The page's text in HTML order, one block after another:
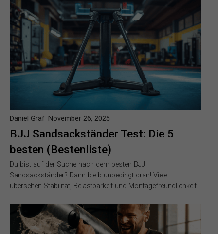
BJJ Sandsackständer Test: Die 5
besten (Bestenliste)
Daniel Graf November 26, 2025
Du bist auf der Suche nach dem besten BJJ
Sandsackständer? Dann bleib unbedingt dran! Viele
übersehen Stabilität, Belastbarkeit und Montagefreundlichkeit…